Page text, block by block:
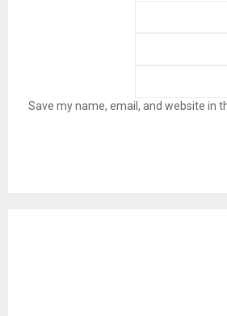
Save my name, email, and website in